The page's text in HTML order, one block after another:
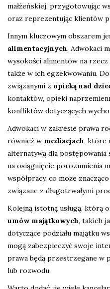
małżeńskiej, przygotowując
oraz reprezentując klientów
Innym kluczowym obszarem
alimentacyjnych. Adwokaci
wysokości alimentów na rzecz
także w ich egzekwowaniu.
związanymi z opieką nad
kontaktów, opieki
konfliktów dotyczących
Adwokaci w zakresie prawa
również w mediacjach, które
alternatywą dla postępowania
na osiągnięcie porozumienia
współpracy, co może
związane z długotrwałymi
Kolejną istotną usługą, którą
umów majątkowych, takich
dotyczące podziału majątku
mogą zabezpieczyć swoje
prawa będą przestrzegane w
lub rozwodu.